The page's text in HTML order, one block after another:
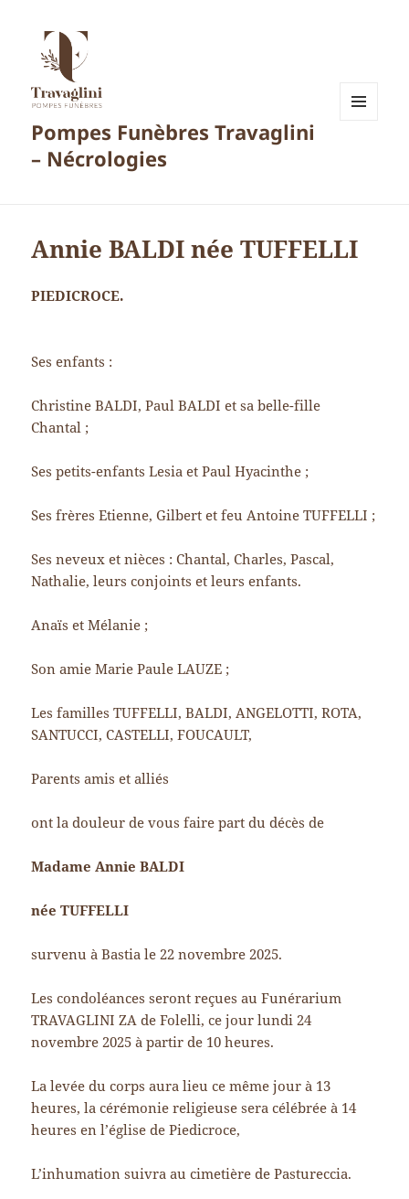
Pompes Funèbres Travaglini
– Nécrologies
Annie BALDI née TUFFELLI
PIEDICROCE.
Ses enfants :
Christine BALDI, Paul BALDI et sa belle-fille
Chantal ;
Ses petits-enfants Lesia et Paul Hyacinthe ;
Ses frères Etienne, Gilbert et feu Antoine TUFFELLI ;
Ses neveux et nièces : Chantal, Charles, Pascal,
Nathalie, leurs conjoints et leurs enfants.
Anaïs et Mélanie ;
Son amie Marie Paule LAUZE ;
Les familles TUFFELLI, BALDI, ANGELOTTI, ROTA,
SANTUCCI, CASTELLI, FOUCAULT,
Parents amis et alliés
ont la douleur de vous faire part du décès de
Madame Annie BALDI
née TUFFELLI
survenu à Bastia le 22 novembre 2025.
Les condoléances seront reçues au Funérarium
TRAVAGLINI ZA de Folelli, ce jour lundi 24
novembre 2025 à partir de 10 heures.
La levée du corps aura lieu ce même jour à 13
heures, la cérémonie religieuse sera célébrée à 14
heures en l’église de Piedicroce,
L’inhumation suivra au cimetière de Pastureccia.